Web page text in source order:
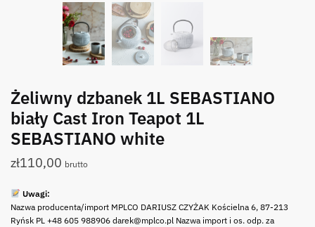
Żeliwny dzbanek 1L SEBASTIANO
biały Cast Iron Teapot 1L
SEBASTIANO white
zł110,00 brutto
Uwagi:
Nazwa producenta/import MPLCO DARIUSZ CZYŻAK Kościelna 6, 87-213
Ryńsk PL +48 605 988906 darek@mplco.pl Nazwa import i os. odp. za